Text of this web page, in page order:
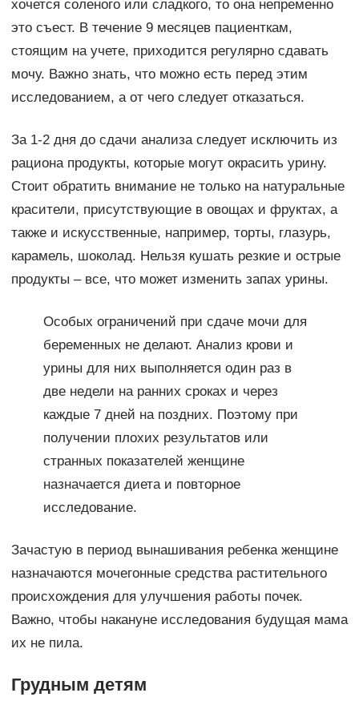
хочется соленого или сладкого, то она непременно
это съест. В течение 9 месяцев пациенткам,
стоящим на учете, приходится регулярно сдавать
мочу. Важно знать, что можно есть перед этим
исследованием, а от чего следует отказаться.
За 1-2 дня до сдачи анализа следует исключить из
рациона продукты, которые могут окрасить урину.
Стоит обратить внимание не только на натуральные
красители, присутствующие в овощах и фруктах, а
также и искусственные, например, торты, глазурь,
карамель, шоколад. Нельзя кушать резкие и острые
продукты – все, что может изменить запах урины.
Особых ограничений при сдаче мочи для
беременных не делают. Анализ крови и
урины для них выполняется один раз в
две недели на ранних сроках и через
каждые 7 дней на поздних. Поэтому при
получении плохих результатов или
странных показателей женщине
назначается диета и повторное
исследование.
Зачастую в период вынашивания ребенка женщине
назначаются мочегонные средства растительного
происхождения для улучшения работы почек.
Важно, чтобы накануне исследования будущая мама
их не пила.
Грудным детям